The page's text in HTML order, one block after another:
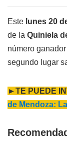
Este lunes 20
de la Quiniela
número
segundo lugar
►TE PUEDE
de Mendoza: